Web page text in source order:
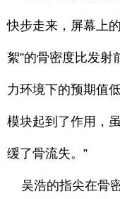
快步走来，屏幕上
絮”的骨密度比发射
力环境下的预期值
模块起到了作用，
缓了骨流失。”
吴浩的指尖在骨